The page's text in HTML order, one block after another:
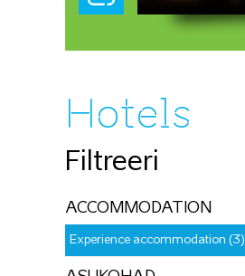
Hotels
Filtreeri
ACCOMMODATION
Experience accommodation (3)